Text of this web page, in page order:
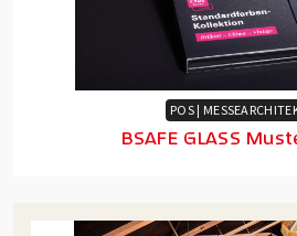
POS |
BSAFE GLASS